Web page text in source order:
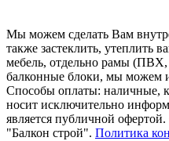
Мы можем сделать Вам
также застеклить, утеплить
мебель, отдельно рамы
балконные блоки, мы можем
Способы оплаты: наличные,
носит исключительно
является публичной
"Балкон строй". Политика